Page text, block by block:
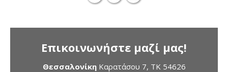
Επικοινωνήστε μαζί μας!
ΘεσσαλονίκηΚαρατάσου 7, TK 54626